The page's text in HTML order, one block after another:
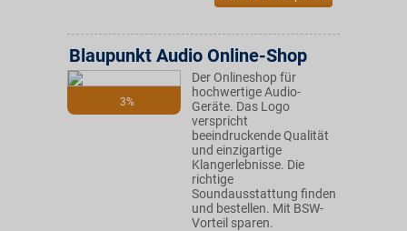
3%
Blaupunkt Audio Online-Shop
Der Onlineshop für
hochwertige Audio-
Geräte. Das Logo
verspricht
beeindruckende Qualität
und einzigartige
Klangerlebnisse. Die
richtige
Soundausstattung finden
und bestellen. Mit BSW-
Vorteil sparen.